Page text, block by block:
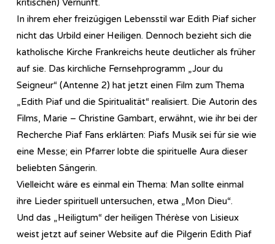
kritischen) Vernunft.
In ihrem eher freizügigen Lebensstil war Edith Piaf sicher
nicht das Urbild einer Heiligen. Dennoch bezieht sich die
katholische Kirche Frankreichs heute deutlicher als früher
auf sie. Das kirchliche Fernsehprogramm „Jour du
Seigneur“ (Antenne 2) hat jetzt einen Film zum Thema
„Edith Piaf und die Spiritualität“ realisiert. Die Autorin des
Films, Marie – Christine Gambart, erwähnt, wie ihr bei der
Recherche Piaf Fans erklärten: Piafs Musik sei für sie wie
eine Messe; ein Pfarrer lobte die spirituelle Aura dieser
beliebten Sängerin.
Vielleicht wäre es einmal ein Thema: Man sollte einmal
ihre Lieder spirituell untersuchen, etwa „Mon Dieu“.
Und das „Heiligtum“ der heiligen Thérèse von Lisieux
weist jetzt auf seiner Website auf die Pilgerin Edith Piaf